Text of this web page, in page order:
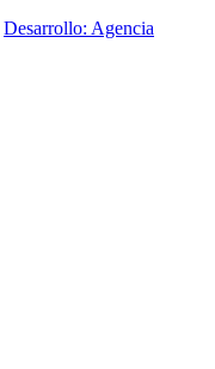
Desarrollo: Agencia